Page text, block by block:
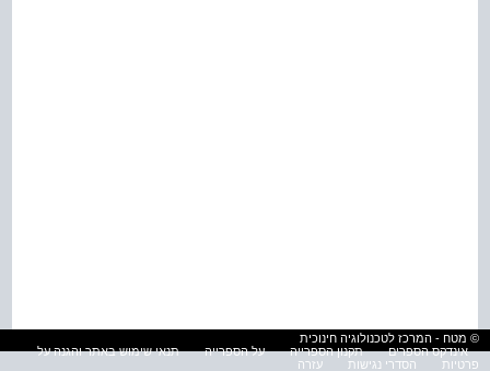
© מטח - המרכז לטכנולוגיה חינוכית
אינדקס הספרים
תקנון הספרייה על הספרייה
תנאי שימוש באתר והגנה על
פרטיות
הסדרי נגישות עזרה